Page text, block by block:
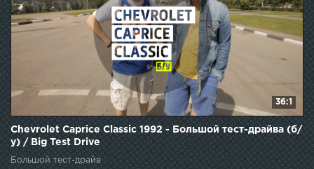
36:1
Chevrolet Caprice Classic 1992 - Большой тест-драйва (б/
у) / Big Test Drive
Большой тест-драйв